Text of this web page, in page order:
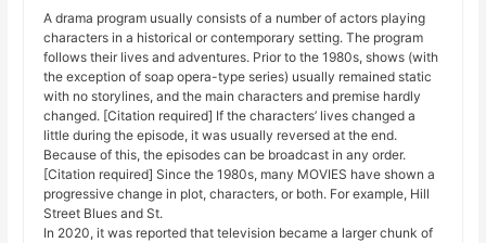
A drama program usually consists of a number of actors playing
characters in a historical or contemporary setting. The program
follows their lives and adventures. Prior to the 1980s, shows (with
the exception of soap opera-type series) usually remained static
with no storylines, and the main characters and premise hardly
changed. [Citation required] If the characters’ lives changed a
little during the episode, it was usually reversed at the end.
Because of this, the episodes can be broadcast in any order.
[Citation required] Since the 1980s, many MOVIES have shown a
progressive change in plot, characters, or both. For example, Hill
Street Blues and St.
In 2020, it was reported that television became a larger chunk of